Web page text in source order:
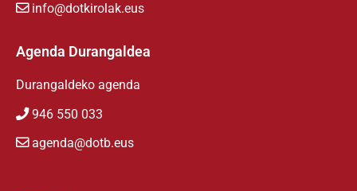
info@dotkirolak.eus
Agenda Durangaldea
Durangaldeko agenda
946 550 033
agenda@dotb.eus